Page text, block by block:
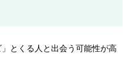
とくる人と出会う可能性が高